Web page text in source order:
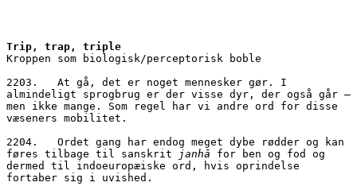
Trip, trap, triple
Kroppen som biologisk/perceptorisk boble
2203.	At gå, det er noget mennesker gør. I
almindeligt sprogbrug er der visse dyr, der også går –
men ikke mange. Som regel har vi andre ord for disse
væseners mobilitet.
2204.	Ordet gang har endog meget dybe rødder og kan
føres tilbage til sanskrit
janhā for ben og fod og
dermed til indoeuropæiske ord, hvis oprindelse
fortaber sig i uvished.